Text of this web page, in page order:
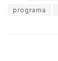
programa